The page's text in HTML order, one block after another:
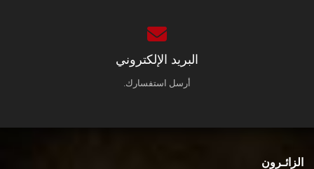
البريد الإلكتروني
أرسل استفسارك.
الزائـرون